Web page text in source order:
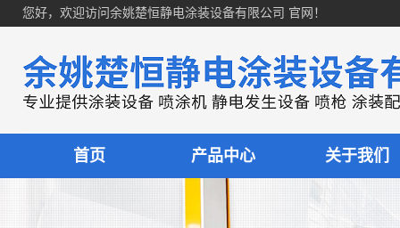
您好，欢迎访问余姚楚恒静电涂装设备有限公司 官网！
首页 产品中心 关于我们